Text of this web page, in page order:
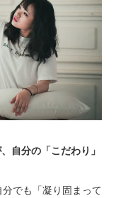
自分の「こだわり」
でも「凝り固まって